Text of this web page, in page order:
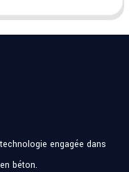
engagée dans
béton.